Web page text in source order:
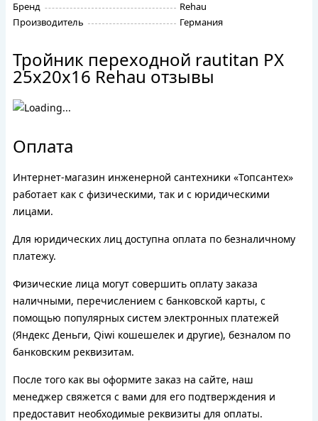
Бренд
Rehau
Производитель
Германия
Тройник переходной rautitan PX
25х20х16 Rehau отзывы
Оплата
Интернет-магазин инженерной сантехники «Топсантех»
работает как с физическими, так и с юридическими
лицами.
Для юридических лиц доступна оплата по безналичному
платежу.
Физические лица могут совершить оплату заказа
наличными, перечислением с банковской карты, с
помощью популярных систем электронных платежей
(Яндекс Деньги, Qiwi кошешелек и другие), безналом по
банковским реквизитам.
После того как вы оформите заказ на сайте, наш
менеджер свяжется с вами для его подтверждения и
предоставит необходимые реквизиты для оплаты.